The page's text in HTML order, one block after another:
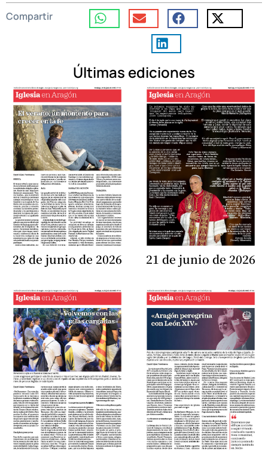
Compartir
Últimas ediciones
28 de junio de 2026 21 de junio de 2026